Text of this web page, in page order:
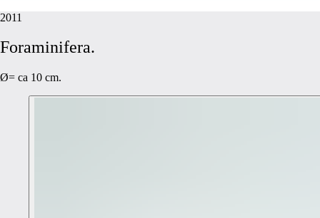
2011
Foraminifera.
Ø= ca 10 cm.